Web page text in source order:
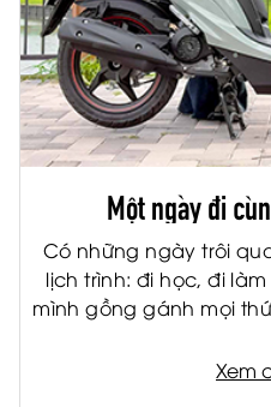
Một ngày đi
Có những ngày trôi
lịch trình: đi học, đi
mình gồng gánh mọi
trở nên nhẹ nhàngXem